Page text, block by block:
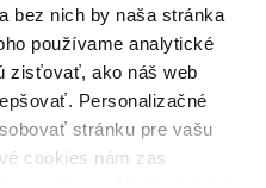
bez nich by naša stránka
používame analytické
zisťovať, ako náš web
Personalizačné
stránku pre vašu
cookies nám zas